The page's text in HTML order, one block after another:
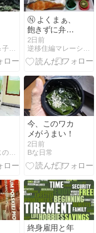
アメリカ生活＆子育て、恋愛、国際再婚日記
Ⓝ よくまぁ、
飽きずに弁当
箱メニュー作
り。いいので
す、、弱い頭
もりです。
2日前
逆移住編マレーシアから日本の田舎へ。快傑ハリマオ真っ赤な太陽
リタイヤおやじの子育て日記 in カンボジア
今、このワカ
メがうまい！
2日前
Bな日常
終身雇用と年